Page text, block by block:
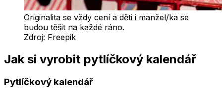
Originalita se vždy cení a děti i manžel/ka se
budou těšit na každé ráno.
Zdroj: Freepik
Jak si vyrobit pytlíčkový kalendář
Pytlíčkový kalendář